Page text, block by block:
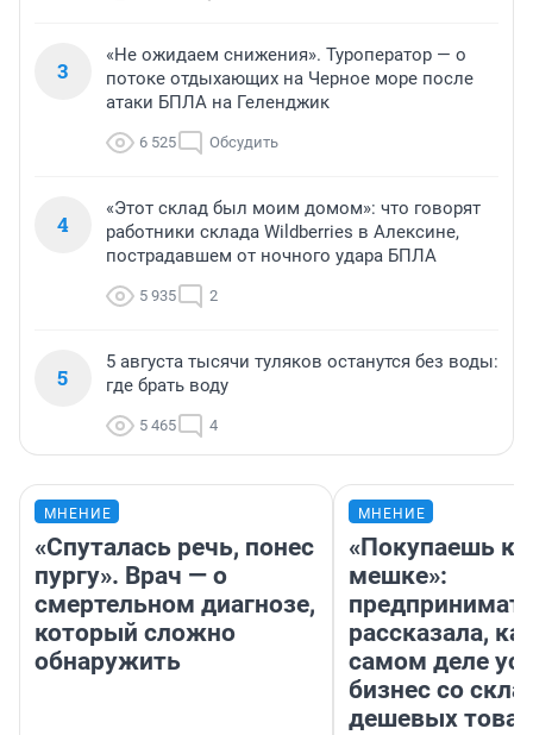
3
«Не ожидаем снижения». Туроператор — о
потоке отдыхающих на Черное море после
атаки БПЛА на Геленджик
6 525 Обсудить
4
«Этот склад был моим домом»: что говорят
работники склада Wildberries в Алексине,
пострадавшем от ночного удара БПЛА
5 935 2
5
5 августа тысячи туляков останутся без воды:
где брать воду
5 465 4
МНЕНИЕ
«Спуталась речь, понес
пургу». Врач — о
смертельном диагнозе,
который сложно
обнаружить
МНЕНИЕ
«Покупаешь
мешке»:
рассказала,
самом деле
бизнес со
дешевых